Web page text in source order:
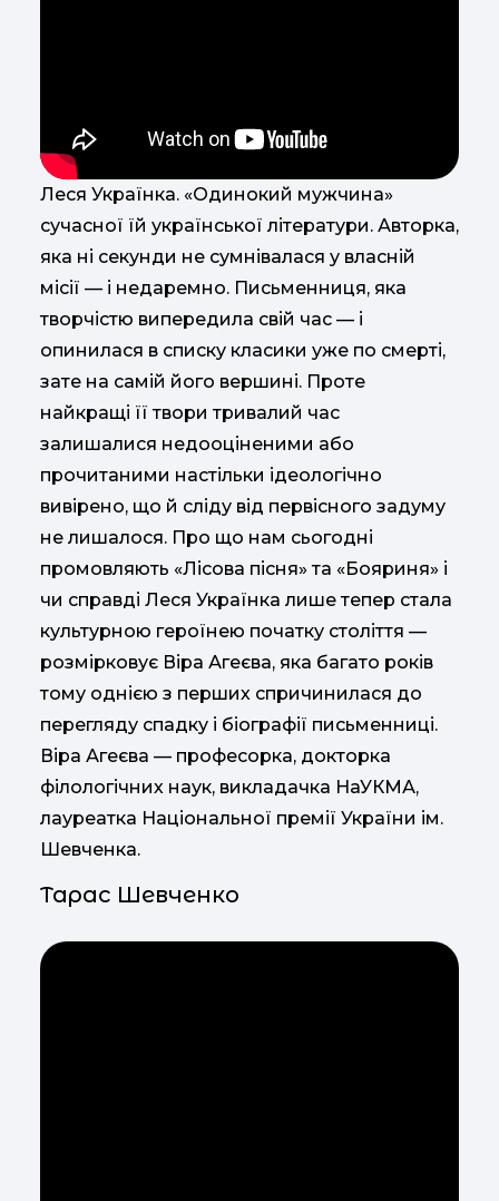
Леся Українка. «Одинокий мужчина»
сучасної їй української літератури. Авторка,
яка ні секунди не сумнівалася у власній
місії — і недаремно. Письменниця, яка
творчістю випередила свій час — і
опинилася в списку класики уже по смерті,
зате на самій його вершині. Проте
найкращі її твори тривалий час
залишалися недооціненими або
прочитаними настільки ідеологічно
вивірено, що й сліду від первісного задуму
не лишалося. Про що нам сьогодні
промовляють «Лісова пісня» та «Бояриня» і
чи справді Леся Українка лише тепер стала
культурною героїнею початку століття —
розмірковує Віра Агеєва, яка багато років
тому однією з перших спричинилася до
перегляду спадку і біографії письменниці.
Віра Агеєва — професорка, докторка
філологічних наук, викладачка НаУКМА,
лауреатка Національної премії України ім.
Шевченка.
Тарас Шевченко